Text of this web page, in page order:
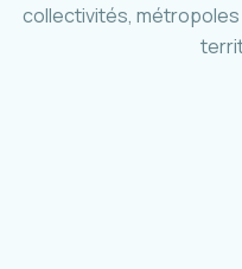
collectivités,
Plan marche et vélo